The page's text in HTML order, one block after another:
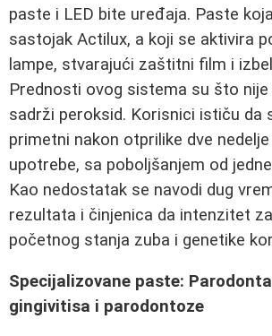
paste i LED bite uređaja. Paste
sastojak Actilux, a koji se aktivira
lampe, stvarajući zaštitni film i
Prednosti ovog sistema su što nije
sadrži peroksid. Korisnici ističu da
primetni nakon otprilike dve
upotrebe, sa poboljšanjem od
Kao nedostatak se navodi dug
rezultata i činjenica da intenzitet
početnog stanja zuba i genetike
Specijalizovane paste:
gingivitisa i parodontoze